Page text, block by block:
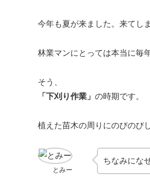
今年も夏が来ました。来てし
林業マンにとっては本当に毎
そう、
「下刈り作業」 の時期です。
植えた苗木の周りにのびのび
とみー
ちなみにな